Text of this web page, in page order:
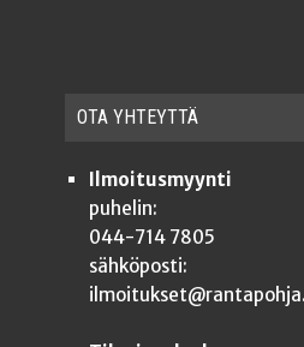
OTA YHTEYT­TÄ
Ilmoitusmyynti
puhelin:
044-714 7805
sähköposti: